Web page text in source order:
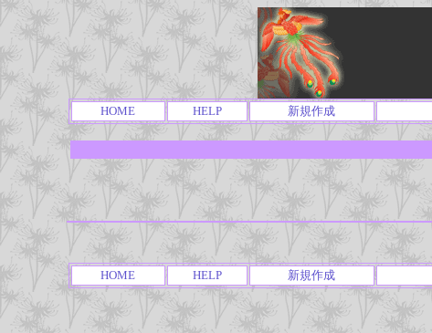
HOME HELP 新規作成
HOME HELP 新規作成